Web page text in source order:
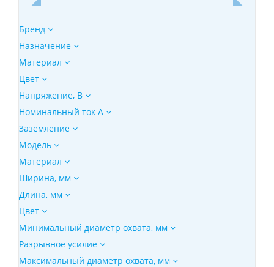
Бренд
Назначение
Материал
Цвет
Напряжение, B
Номинальный ток А
Заземление
Модeль
Материал
Ширина, мм
Длина, мм
Цвет
Минимальный диаметр охвата, мм
Разрывное усилие
Максимальный диаметр охвата, мм